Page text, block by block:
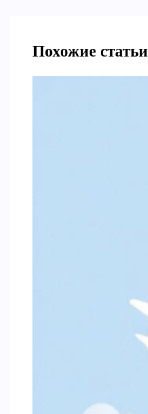
Похожие статьи